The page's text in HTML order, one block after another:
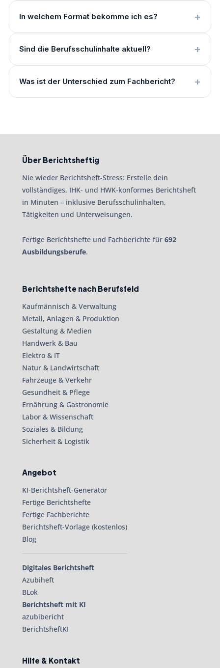
In welchem Format bekomme ich es?
Sind die Berufsschulinhalte aktuell?
Was ist der Unterschied zum Fachbericht?
Über Berichtsheftig
Nie wieder Berichtsheft-Stress: Erstelle dein
vollständiges, IHK- und HWK-konformes Berichtsheft
in Minuten – inklusive Berufsschulinhalten,
Tätigkeiten und Unterweisungen.
Fertige Berichtshefte und Fachberichte für 692
Ausbildungsberufe.
Berichtshefte nach Berufsfeld
Kaufmännisch & Verwaltung
Metall, Anlagen & Produktion
Gestaltung & Medien
Handwerk & Bau
Elektro & IT
Natur & Landwirtschaft
Fahrzeuge & Verkehr
Gesundheit & Pflege
Ernährung & Gastronomie
Labor & Wissenschaft
Soziales & Bildung
Sicherheit & Logistik
Angebot
KI-Berichtsheft-Generator
Fertige Berichtshefte
Fertige Fachberichte
Berichtsheft-Vorlage (kostenlos)
Blog
Digitales Berichtsheft
Azubiheft
BLok
Berichtsheft mit KI
azubibericht
BerichtsheftKI
Hilfe & Kontakt